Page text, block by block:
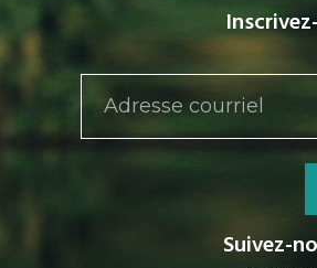
Suivez-